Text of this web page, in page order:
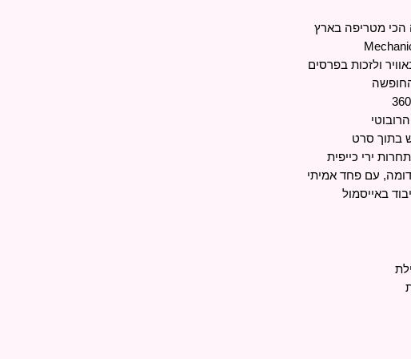
ולזכות בפרסים
ירי כייפית
עם פחד אמיתי
באייסמול